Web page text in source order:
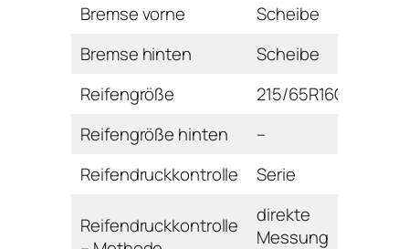
Bremse vorne
Scheibe
Bremse hinten
Scheibe
Reifengröße
215/65R16CH
Reifengröße hinten
–
Reifendruckkontrolle
Serie
Reifendruckkontrolle
direkte
Messung